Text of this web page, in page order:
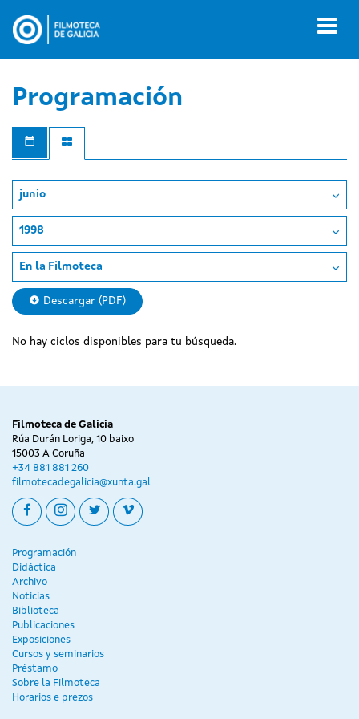
contenido
Programación
junio
1998
En la Filmoteca
Descargar (PDF)
No hay ciclos disponibles para tu búsqueda.
Filmoteca de Galicia
Rúa Durán Loriga, 10 baixo
15003 A Coruña
+34 881 881 260
filmotecadegalicia@xunta.gal
facebookinstagram
twittervimeo
Programación
Didáctica
Archivo
Noticias
Biblioteca
Publicaciones
Exposiciones
Cursos y seminarios
Préstamo
Sobre la Filmoteca
Horarios e prezos